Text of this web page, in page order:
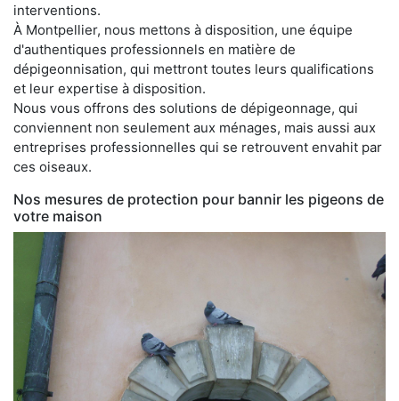
interventions.
À Montpellier, nous mettons à disposition, une équipe
d'authentiques professionnels en matière de
dépigeonnisation, qui mettront toutes leurs qualifications
et leur expertise à disposition.
Nous vous offrons des solutions de dépigeonnage, qui
conviennent non seulement aux ménages, mais aussi aux
entreprises professionnelles qui se retrouvent envahit par
ces oiseaux.
Nos mesures de protection pour bannir les pigeons de
votre maison